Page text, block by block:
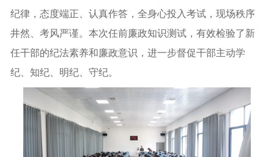
纪律，态度端正、认真作答，全身心投入考试，现场秩序
井然、考风严谨。本次任前廉政知识测试，有效检验了新
任干部的纪法素养和廉政意识，进一步督促干部主动学
纪、知纪、明纪、守纪。